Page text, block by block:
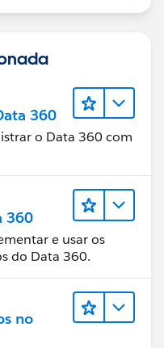
360
o Data 360 com
360
e usar os
do Data 360.
no